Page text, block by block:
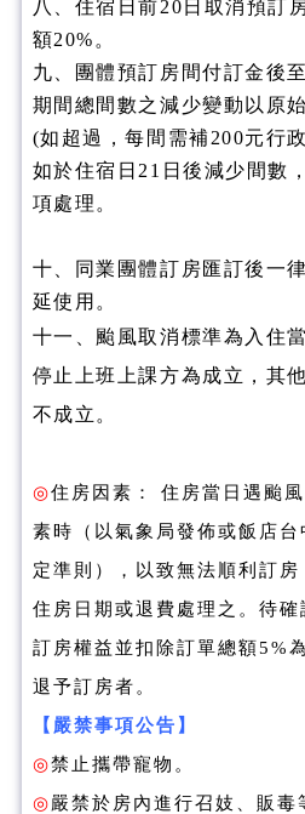
八、住宿日前20日取消預訂
額20%。
九、團體預訂房間付訂金後
期間總間數之減少變動以原
(如超過，每間需補200元行
如於住宿日21日後減少間數
項處理。
十、同業團體訂房匯訂後一
延使用。
十一、颱風取消標準為入住
停止上班上課方為成立，其
不成立。
◎住房因素： 住房當日遇颱
素時（以氣象局發佈或飯店台
定準則），以致無法順利訂
住房日期或退費處理之。待
訂房權益並扣除訂單總額5%
退予訂房者。
【嚴禁事項公告】
◎禁止攜帶寵物。
◎嚴禁於房內進行召妓、販毒